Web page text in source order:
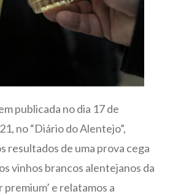
publicada no dia 17 de
no “Diário do Alentejo”,
resultados de uma prova cega
vinhos brancos alentejanos da
e relatamos a